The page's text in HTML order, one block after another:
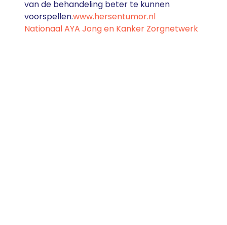
van de behandeling beter te kunnen
voorspellen.www.hersentumor.nl
Nationaal AYA Jong en Kanker Zorgnetwerk